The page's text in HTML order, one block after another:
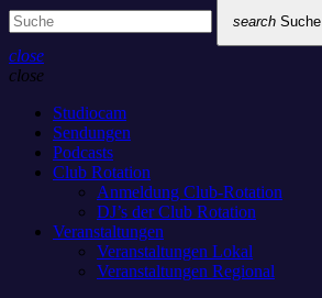
search Suche
close
close
Studiocam
Sendungen
Podcasts
Club Rotation
Anmeldung Club-Rotation
DJ’s der Club Rotation
Veranstaltungen
Veranstaltungen Lokal
Veranstaltungen Regional